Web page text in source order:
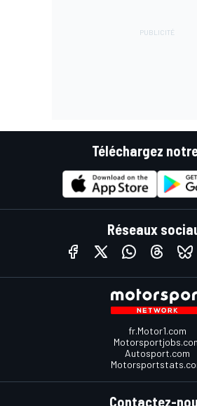
Téléchargez
Réseaux
fr.Motor1.com
Autosport.com
Contactez-